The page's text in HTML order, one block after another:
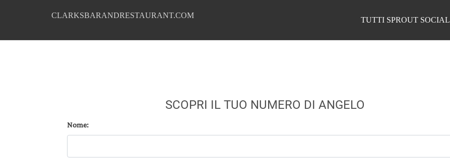
CLARKSBARANDRESTAURANT.COM
TUTTI SPROUT SOCIAL
SCOPRI IL TUO NUMERO DI ANGELO
Nome: